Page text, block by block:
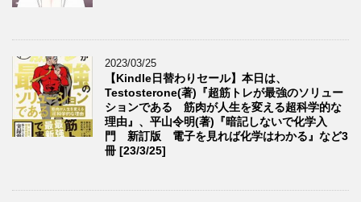
2023/03/25
【Kindle日替わりセール】本日は、
Testosterone(著)『超筋トレが最強のソリュー
ションである 筋肉が人生を変える超科学的な
理由』、平山令明(著)『暗記しないで化学入
門 新訂版 電子を見れば化学はわかる』など3
冊 [23/3/25]